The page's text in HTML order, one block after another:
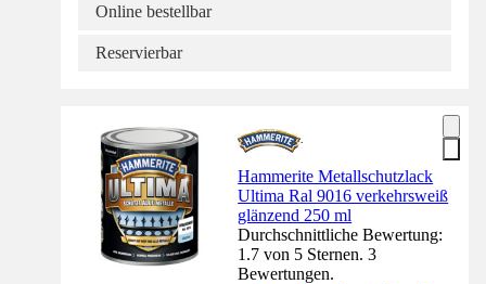
Online bestellbar
Reservierbar
Hammerite Metallschutzlack
Ultima Ral 9016 verkehrsweiß
glänzend 250 ml
Durchschnittliche Bewertung:
1.7 von 5 Sternen. 3
Bewertungen.